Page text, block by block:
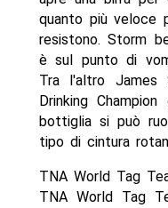
quanto più veloce
resistono. Storm
è sul punto di
Tra l'altro James
Drinking
bottiglia si può
tipo di cintura
TNA World Tag
TNA World Tag